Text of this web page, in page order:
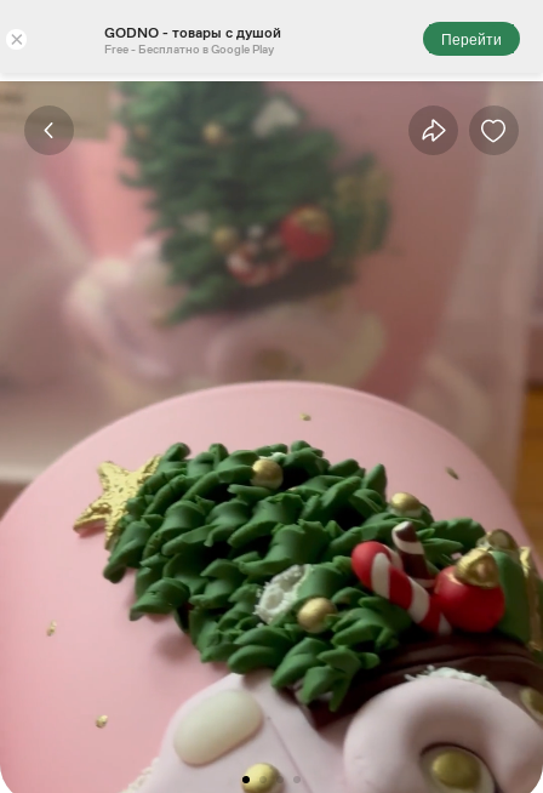
× GODNO - товары с душой
Free - Бесплатно в Google Play
Перейти